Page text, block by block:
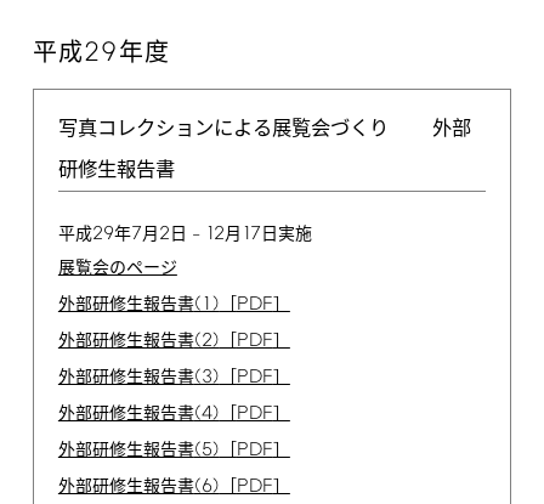
平成29年度
写真コレクションによる展覧会づくり
外部
研修生報告書
平成29年7月 2 日 – 12月 17 日実施
展覧会のページ
外部研修生報告書(1) PDF
外部研修生報告書(2) PDF
外部研修生報告書(3) PDF
外部研修生報告書(4) PDF
外部研修生報告書(5) PDF
外部研修生報告書(6) PDF